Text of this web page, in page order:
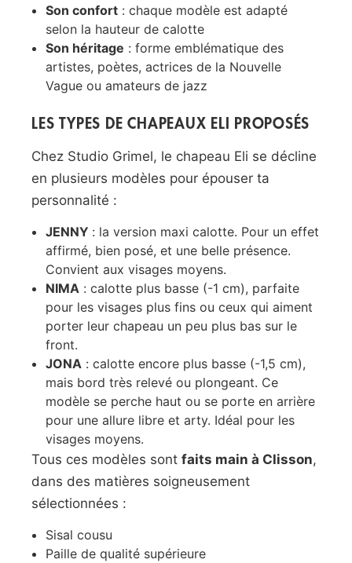
Son confort : chaque modèle est adapté
selon la hauteur de calotte
Son héritage : forme emblématique des
artistes, poètes, actrices de la Nouvelle
Vague ou amateurs de jazz
LES TYPES DE CHAPEAUX ELI PROPOSÉS
Chez Studio Grimel, le chapeau Eli se décline
en plusieurs modèles pour épouser ta
personnalité :
JENNY : la version maxi calotte. Pour un effet
affirmé, bien posé, et une belle présence.
Convient aux visages moyens.
NIMA : calotte plus basse (-1 cm), parfaite
pour les visages plus fins ou ceux qui aiment
porter leur chapeau un peu plus bas sur le
front.
JONA : calotte encore plus basse (-1,5 cm),
mais bord très relevé ou plongeant. Ce
modèle se perche haut ou se porte en arrière
pour une allure libre et arty. Idéal pour les
visages moyens.
Tous ces modèles sontfaits main à Clisson,
dans des matières soigneusement
sélectionnées :
Sisal cousu
Paille de qualité supérieure